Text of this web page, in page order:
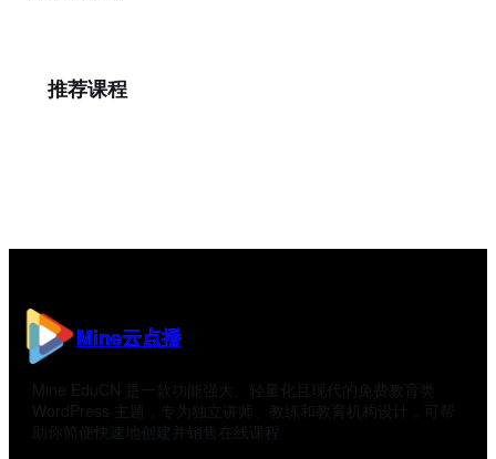
推荐课程
Mine云点播
Mine EduCN 是一款功能强大、轻量化且现代的免费教育类
WordPress 主题，专为独立讲师、教练和教育机构设计，可帮
助你简便快速地创建并销售在线课程